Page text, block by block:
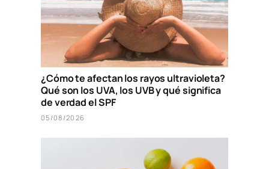
¿Cómo te afectan los rayos ultravioleta?
Qué son los UVA, los UVB y qué significa
de verdad el SPF
05/08/2026